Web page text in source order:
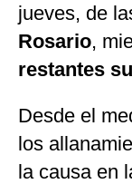
jueves, de
Rosario,
restantes
Desde el
los
la causa en